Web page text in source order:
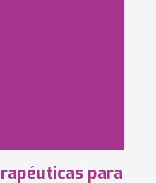
para